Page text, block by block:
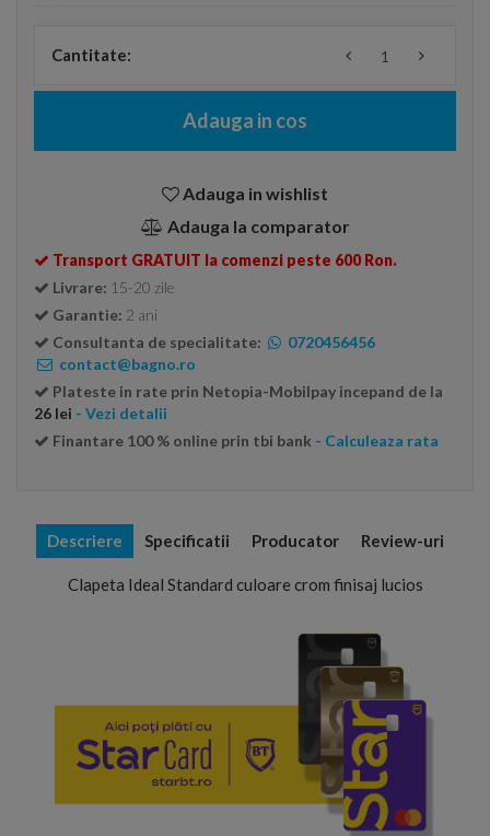
Cantitate:
Adauga in cos
Adauga in wishlist
Adauga la comparator
Transport GRATUIT la comenzi peste 600 Ron.
Livrare: 15-20 zile
Garantie: 2 ani
Consultanta de specialitate:
0720456456
contact@bagno.ro
Plateste in rate prin Netopia-Mobilpay incepand de la
26 lei - Vezi detalii
Finantare 100 % online prin tbi bank - Calculeaza rata
Descriere Specificatii Producator Review-uri
Clapeta Ideal Standard culoare crom finisaj lucios